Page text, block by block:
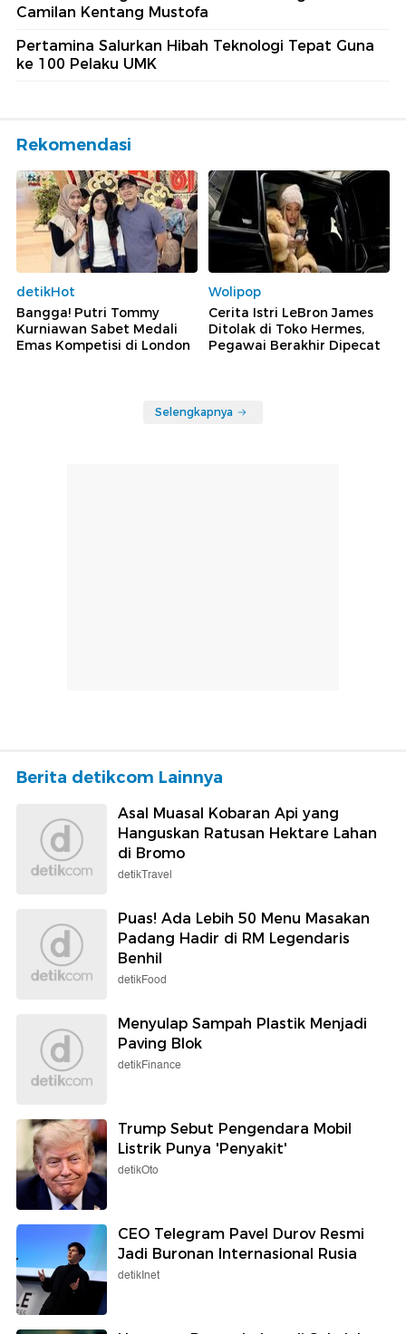
Camilan Kentang Mustofa
Pertamina Salurkan Hibah Teknologi Tepat Guna
ke 100 Pelaku UMK
Rekomendasi
detikHot
Bangga! Putri Tommy
Kurniawan Sabet Medali
Emas Kompetisi di London
Wolipop
Cerita Istri LeBron James
Ditolak di Toko Hermes,
Pegawai Berakhir Dipecat
Selengkapnya
Berita detikcom Lainnya
Asal Muasal Kobaran Api yang
Hanguskan Ratusan Hektare Lahan
di Bromo
detikTravel
Puas! Ada Lebih 50 Menu Masakan
Padang Hadir di RM Legendaris
Benhil
detikFood
Menyulap Sampah Plastik Menjadi
Paving Blok
detikFinance
Trump Sebut Pengendara Mobil
Listrik Punya 'Penyakit'
detikOto
CEO Telegram Pavel Durov Resmi
Jadi Buronan Internasional Rusia
detikInet